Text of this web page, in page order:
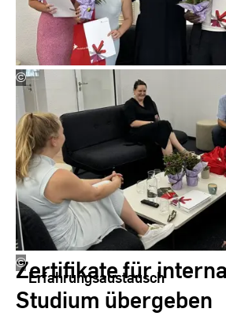
©
Maria
Adam
Studierende erhalten ihre
©
Maria
Adam
Erfahrungsaustausch
Zertifikate für
Studium übergeben